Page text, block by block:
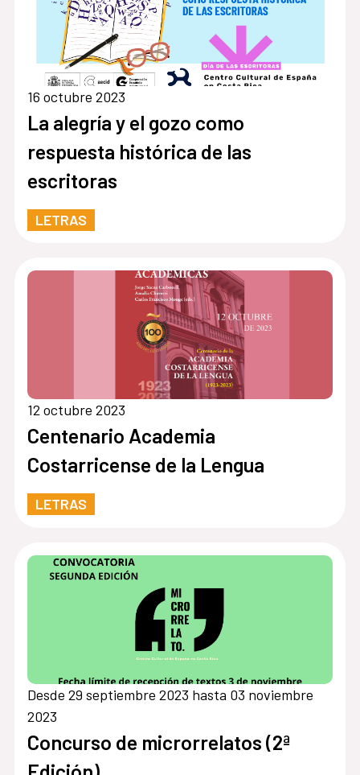
16 octubre 2023
La alegría y el gozo como
respuesta histórica de las
escritoras
LETRAS
12 octubre 2023
Centenario Academia
Costarricense de la Lengua
LETRAS
Desde 29 septiembre 2023 hasta 03 noviembre
2023
Concurso de microrrelatos (2ª